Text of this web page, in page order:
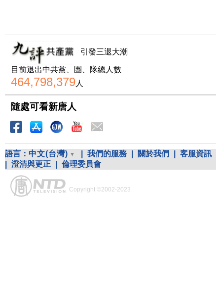
引發三退大潮
目前退出中共黨、團、隊總人數
464,798,379人
隨處可看新唐人
語言： 中文(台灣) 我們的服務 關於我們
客服資訊
澄清與更正 倫理委員會
Copyright ©2002-2023